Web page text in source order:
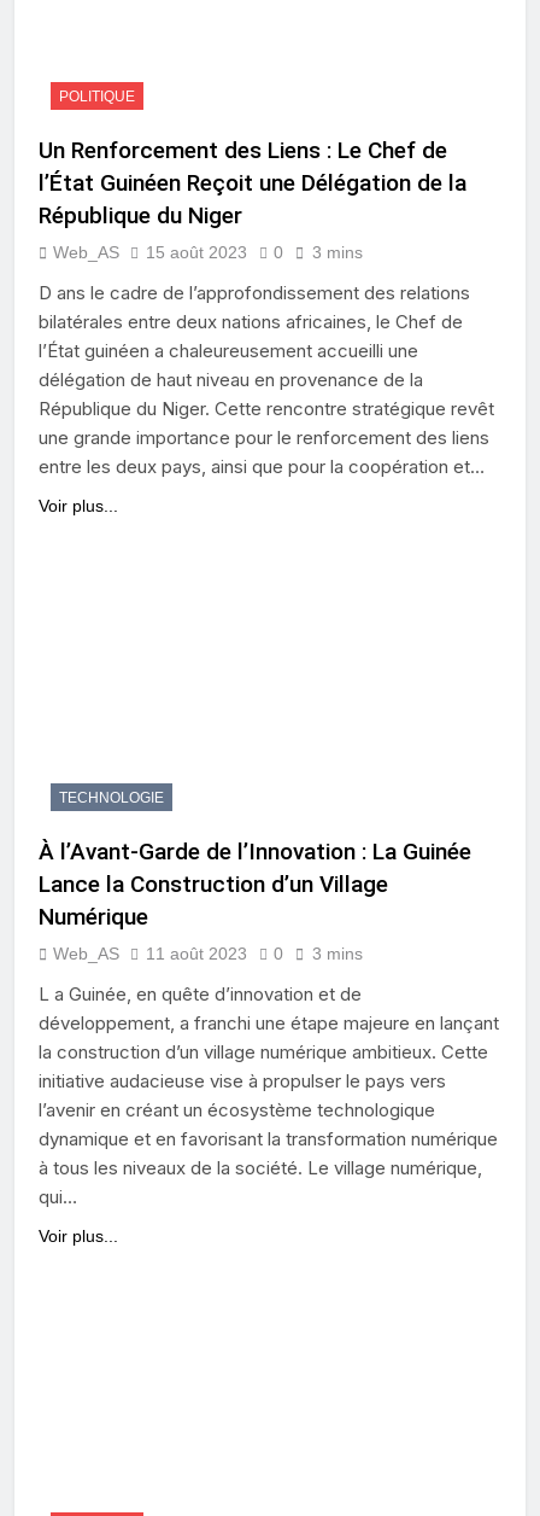
POLITIQUE
Un Renforcement des Liens : Le Chef de
l’État Guinéen Reçoit une Délégation de la
République du Niger
Web_AS 15 août 2023 0 3 mins
D ans le cadre de l’approfondissement des relations
bilatérales entre deux nations africaines, le Chef de
l’État guinéen a chaleureusement accueilli une
délégation de haut niveau en provenance de la
République du Niger. Cette rencontre stratégique revêt
une grande importance pour le renforcement des liens
entre les deux pays, ainsi que pour la coopération et…
Voir plus...
TECHNOLOGIE
À l’Avant-Garde de l’Innovation : La Guinée
Lance la Construction d’un Village
Numérique
Web_AS 11 août 2023 0 3 mins
L a Guinée, en quête d’innovation et de
développement, a franchi une étape majeure en lançant
la construction d’un village numérique ambitieux. Cette
initiative audacieuse vise à propulser le pays vers
l’avenir en créant un écosystème technologique
dynamique et en favorisant la transformation numérique
à tous les niveaux de la société. Le village numérique,
qui…
Voir plus...